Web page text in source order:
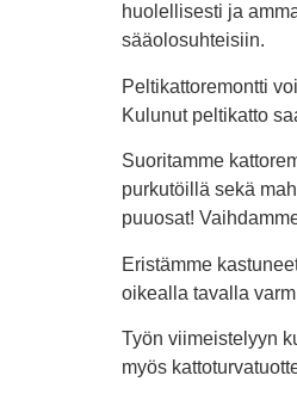
huolellisesti ja
sääolosuhteisiin.
Peltikattoremontti
Kulunut peltikatto
Suoritamme
purkutöillä sekä
puuosat!
Eristämme
oikealla tavalla
Työn viimeistelyyn
myös